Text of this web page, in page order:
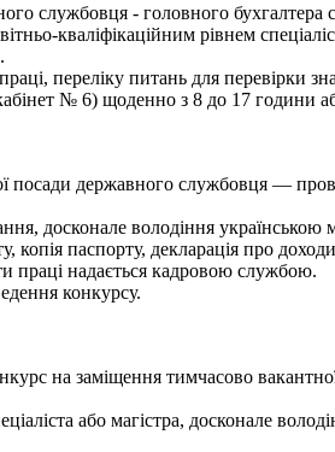
службовця - головного бухгалтера
кваліфікаційним рівнем
переліку питань для перевірки
№ 6) щоденно з 8 до 17 години
державного службовця —
досконале володіння
паспорту, декларація про
праці надається кадровою службою.
конкурсу.
на заміщення тимчасово
або магістра, досконале